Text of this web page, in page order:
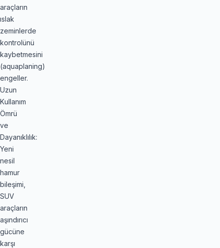
araçların
ıslak
zeminlerde
kontrolünü
kaybetmesini
(aquaplaning)
engeller.
Uzun
Kullanım
Ömrü
ve
Dayanıklılık:
Yeni
nesil
hamur
bileşimi,
SUV
araçların
aşındırıcı
gücüne
karşı